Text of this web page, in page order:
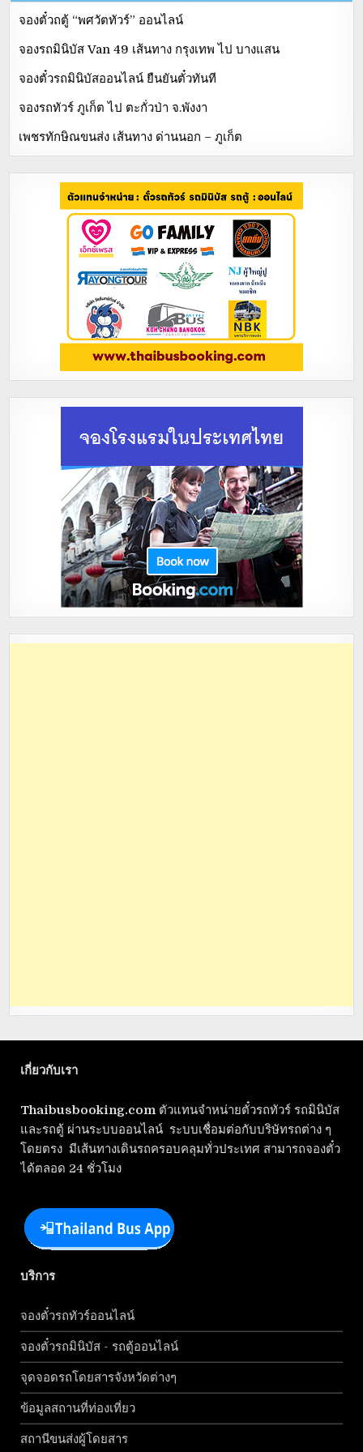
จองตั๋วถตู้ “พศวัตทัวร์” ออนไลน์
จองรถมินิบัส Van 49 เส้นทาง กรุงเทพ ไป บางแสน
จองตั๋วรถมินิบัสออนไลน์ ยืนยันตั๋วทันที
จองรถทัวร์ ภูเก็ต ไป ตะกั่วป่า จ.พังงา
เพชรทักษิณขนส่ง เส้นทาง ด่านนอก – ภูเก็ต
เกี่ยวกับเรา
Thaibusbooking.com ตัวแทนจำหน่ายตั๋วรถทัวร์ รถมินิบัส
และรถตู้ ผ่านระบบออนไลน์ ระบบเชื่อมต่อกับบริษัทรถต่าง ๆ
โดยตรง มีเส้นทางเดินรถครอบคลุมทั่วประเทศ สามารถจองตั๋ว
ได้ตลอด 24 ชั่วโมง
บริการ
จองตั๋วรถทัวร์ออนไลน์
จองตั๋วรถมินิบัส - รถตู้ออนไลน์
จุดจอดรถโดยสารจังหวัดต่างๆ
ข้อมูลสถานที่ท่องเที่ยว
สถานีขนส่งผู้โดยสาร